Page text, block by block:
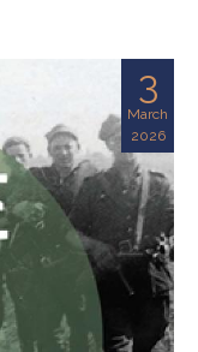
3
March
2026